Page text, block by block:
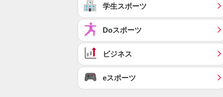
学生スポーツ
Doスポーツ
ビジネス
eスポーツ